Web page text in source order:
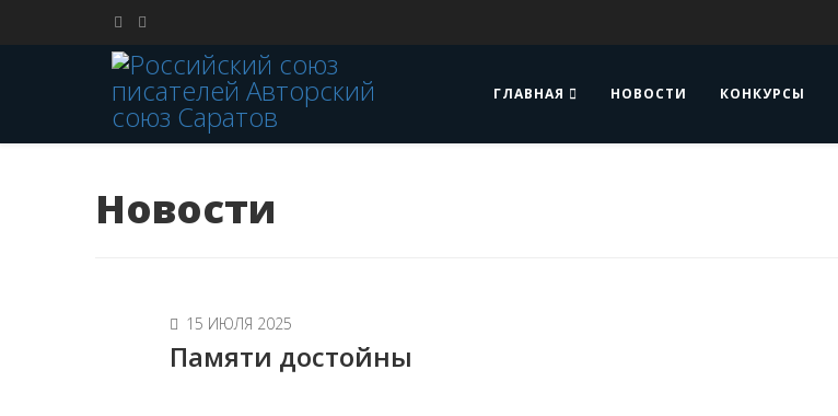
ГЛАВНАЯ НОВОСТИ КОНКУРСЫ
Новости
15 ИЮЛЯ 2025
Памяти достойны